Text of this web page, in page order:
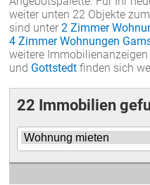
weiter unten 22 Objekte
sind unter 2 Zimmer
4 Zimmer Wohnungen
weitere
und Gottstedt finden sich
22 Immobilien